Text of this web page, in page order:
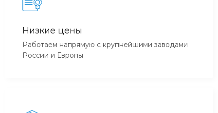
Низкие цены
Работаем напрямую с крупнейшими заводами
России и Европы